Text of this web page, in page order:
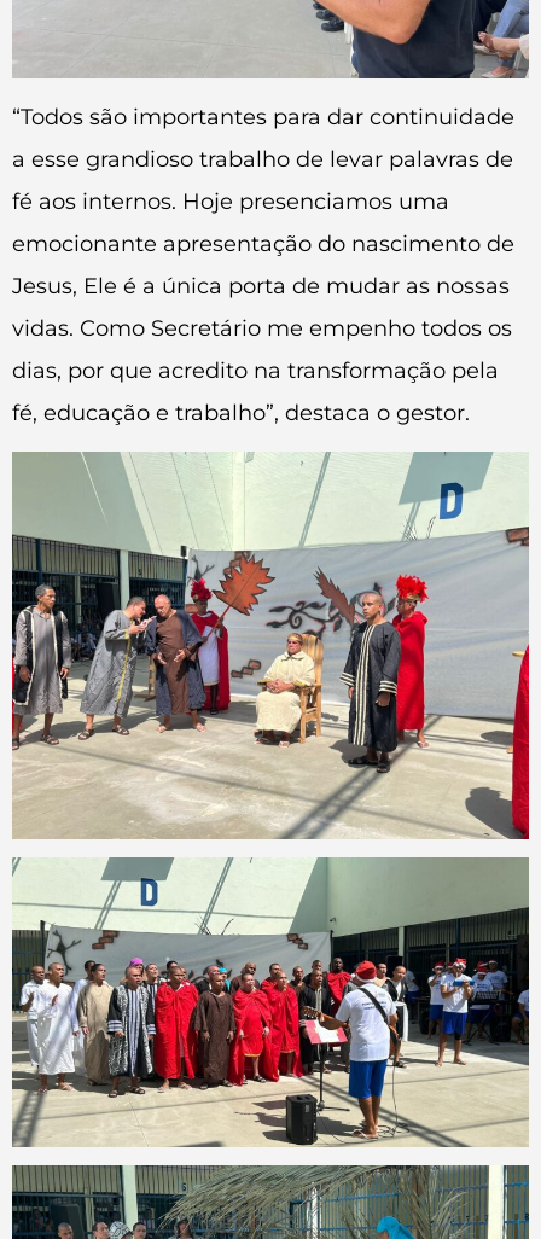
“Todos são importantes para dar continuidade
a esse grandioso trabalho de levar palavras de
fé aos internos. Hoje presenciamos uma
emocionante apresentação do nascimento de
Jesus, Ele é a única porta de mudar as nossas
vidas. Como Secretário me empenho todos os
dias, por que acredito na transformação pela
fé, educação e trabalho”, destaca o gestor.